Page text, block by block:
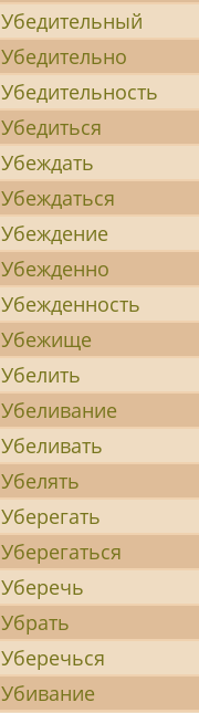
Убедительный
Убедительно
Убедительность
Убедиться
Убеждать
Убеждаться
Убеждение
Убежденно
Убежденность
Убежище
Убелить
Убеливание
Убеливать
Убелять
Уберегать
Уберегаться
Уберечь
Убрать
Уберечься
Убивание